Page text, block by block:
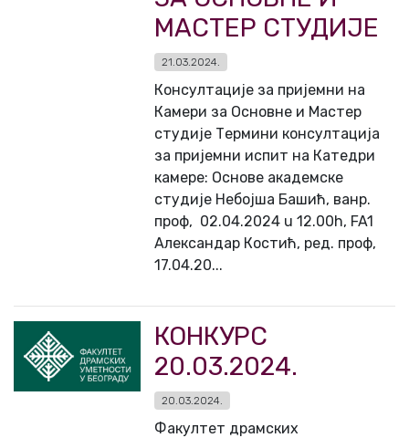
МАСТЕР СТУДИЈЕ
21.03.2024.
Консултације за пријемни на
Камери за Основне и Мастер
студије Термини консултација
за пријемни испит на Катедри
камере: Основе академске
студије Небојша Башић, ванр.
проф, 02.04.2024 u 12.00h, FA1
Александар Костић, ред. проф,
17.04.20...
КОНКУРС
20.03.2024.
20.03.2024.
Факултет драмских